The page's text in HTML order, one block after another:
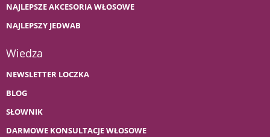
NAJLEPSZE AKCESORIA WŁOSOWE
NAJLEPSZY JEDWAB
Wiedza
NEWSLETTER LOCZKA
BLOG
SŁOWNIK
DARMOWE KONSULTACJE WŁOSOWE